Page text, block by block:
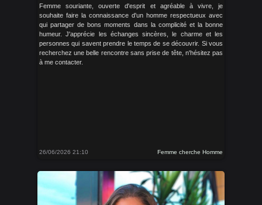
Femme souriante, ouverte d'esprit et agréable à vivre, je
souhaite faire la connaissance d'un homme respectueux avec
qui partager de bons moments dans la complicité et la bonne
humeur. J'apprécie les échanges sincères, le charme et les
personnes qui savent prendre le temps de se découvrir. Si vous
recherchez une belle rencontre sans prise de tête, n'hésitez pas
à me contacter.
26/06/2026 21:10 Femme cherche Homme